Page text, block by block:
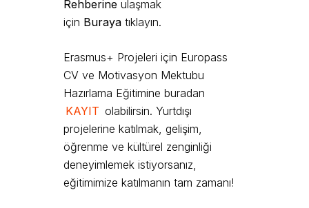
Rehberine ulaşmak
için Buraya tıklayın.
Erasmus+ Projeleri için Europass
CV ve Motivasyon Mektubu
Hazırlama Eğitimine buradan
KAYIT olabilirsin. Yurtdışı
projelerine katılmak, gelişim,
öğrenme ve kültürel zenginliği
deneyimlemek istiyorsanız,
eğitimimize katılmanın tam zamanı!